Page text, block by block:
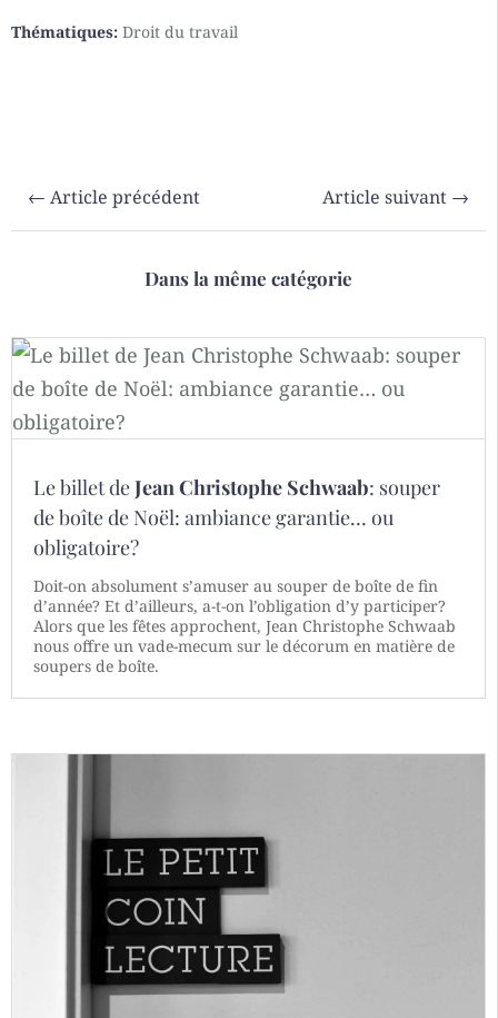
Thématiques: Droit du travail
← Article précédent Article suivant →
Dans la même catégorie
Le billet deJean Christophe Schwaab: souper
de boîte de Noël: ambiance garantie… ou
obligatoire?
Doit-on absolument s’amuser au souper de boîte de fin
d’année? Et d’ailleurs, a-t-on l’obligation d’y participer?
Alors que les fêtes approchent, Jean Christophe Schwaab
nous offre un vade-mecum sur le décorum en matière de
soupers de boîte.